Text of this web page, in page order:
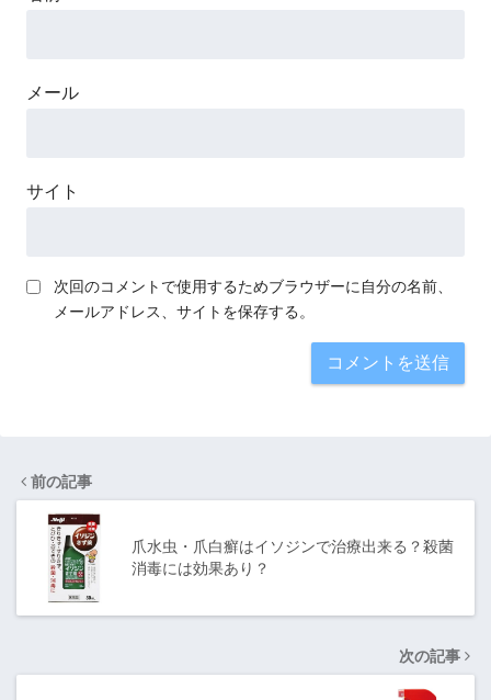
メール
サイト
次回のコメントで使用するためブラウザーに自分の名前、
メールアドレス、サイトを保存する。
前の記事
爪水虫・爪白癬はイソジンで治療出来る？殺菌
消毒には効果あり？
次の記事